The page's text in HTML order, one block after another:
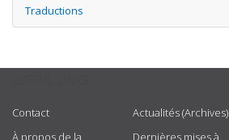
Traductions
Contact
À propos de la
Actualités (Archives)
Dernières mises à